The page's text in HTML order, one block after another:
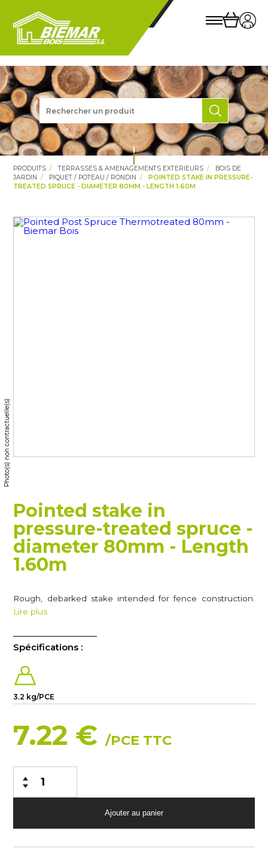
PRODUITS TERRASSES & AMENAGEMENTS EXTERIEURS
BOIS DE
JARDIN
PIQUET / POTEAU / RONDIN
POINTED STAKE IN PRESSURE-
TREATED SPRUCE - DIAMETER 80MM - LENGTH 1.60M
Photo(s) non contractuelle(s)
Pointed stake in
pressure-treated spruce -
diameter 80mm - Length
1.60m
Rough, debarked stake intended for fence construction.
Lire plus
Spécifications :
3.2 kg/PCE
7.22 €/PCE TTC